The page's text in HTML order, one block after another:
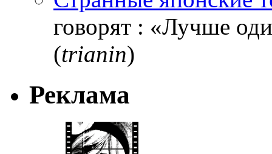
говорят : «Лучше
(trianin)
Реклама